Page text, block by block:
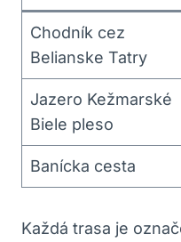
Chodník cez
Belianske Tatry
Jazero Kežmarské
Biele pleso
Banícka cesta
Každá trasa je